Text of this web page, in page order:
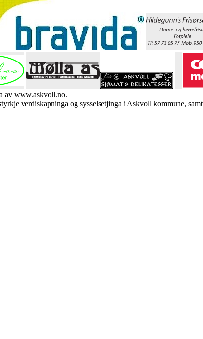
av www.askvoll.no.
verdiskapninga og sysselsetjinga i Askvoll kommune,